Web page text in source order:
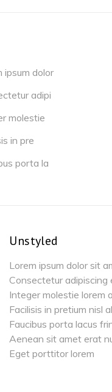
ipsum dolor
adipi
molestie
in pre
porta la
Unstyled
Lorem ipsum dolor sit
Consectetur adipiscing
Integer molestie lorem
Facilisis in pretium nisl
Faucibus porta lacus
Aenean sit amet erat
Eget porttitor lorem